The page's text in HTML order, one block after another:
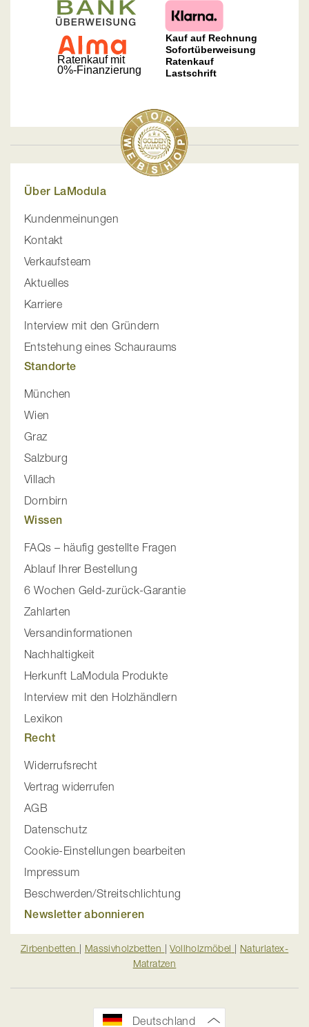
Über LaModula
Kundenmeinungen
Kontakt
Verkaufsteam
Aktuelles
Karriere
Interview mit den Gründern
Entstehung eines Schauraums
Standorte
München
Wien
Graz
Salzburg
Villach
Dornbirn
Wissen
FAQs – häufig gestellte Fragen
Ablauf Ihrer Bestellung
6 Wochen Geld-zurück-Garantie
Zahlarten
Versandinformationen
Nachhaltigkeit
Herkunft LaModula Produkte
Interview mit den Holzhändlern
Lexikon
Recht
Widerrufsrecht
Vertrag widerrufen
AGB
Datenschutz
Cookie-Einstellungen bearbeiten
Impressum
Beschwerden/Streitschlichtung
Newsletter abonnieren
Zirbenbetten | Massivholzbetten |Vollholzmöbel | Naturlatex-
Matratzen
Deutschland